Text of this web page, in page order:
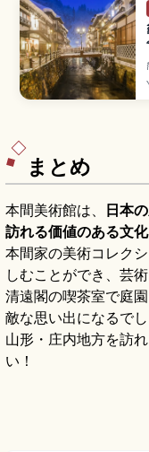
まとめ
本間美術館は、 日本
訪れる価値のある文
本間家の美術コレク
しむことができ、芸
清遠閣の喫茶室で庭
敵な思い出になるでし
山形・庄内地方を訪
い！